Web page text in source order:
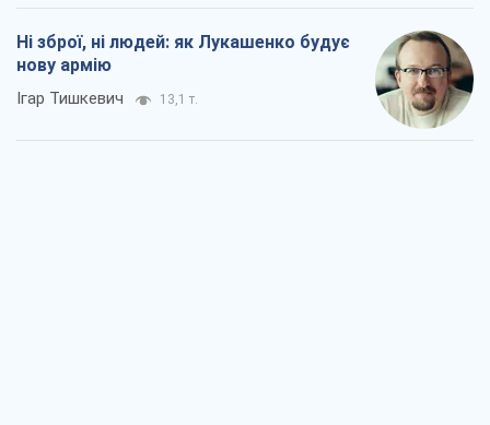
Ні зброї, ні людей: як Лукашенко будує
нову армію
Ігар Тишкевич 13,1 т.